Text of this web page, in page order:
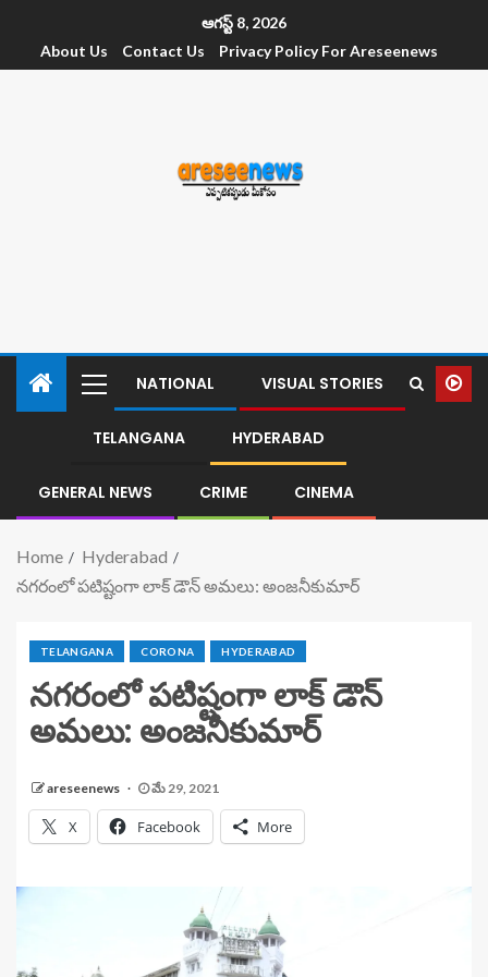
ఆగస్ట్ 8, 2026
About Us
Contact Us Privacy Policy For Areseenews
NATIONAL VISUAL STORIES
TELANGANA HYDERABAD
GENERAL NEWS CRIME CINEMA
Home
Hyderabad
నగరంలో పటిష్టంగా లాక్ డౌన్ అమలు: అంజనీకుమార్
TELANGANA CORONA HYDERABAD
నగరంలో పటిష్టంగా లాక్ డౌన్
అమలు: అంజనీకుమార్
areseenews మే 29, 2021
X Facebook More